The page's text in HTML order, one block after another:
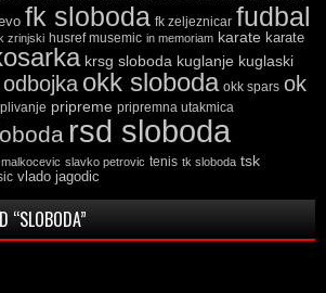
fk sloboda fk zeljeznicar fudbal
zrinjski husref musemic in memoriam karate karate
krsg sloboda kuglanje kuglaski
odbojka okk sloboda okk spars ok
plivanje pripreme pripremna utakmica
rsd sloboda
slavko petrovic tenis tk sloboda tsk
vlado jagodic
“SLOBODA”